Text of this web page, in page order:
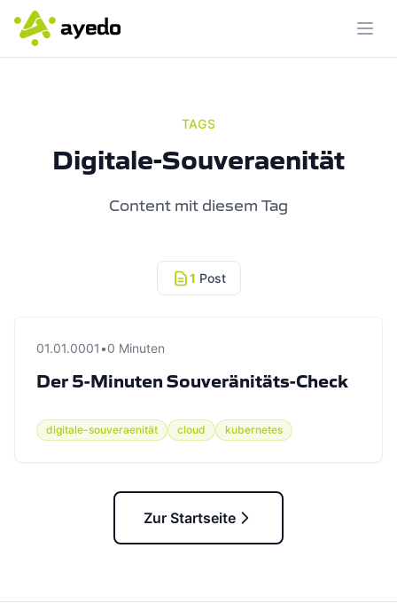
TAGS
Digitale-Souveraenität
Content mit diesem Tag
1 Post
01.01.0001 •0 Minuten
Der 5-Minuten Souveränitäts-Check
digitale-souveraenität cloud kubernetes
Zur Startseite